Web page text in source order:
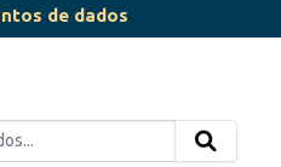
de dados